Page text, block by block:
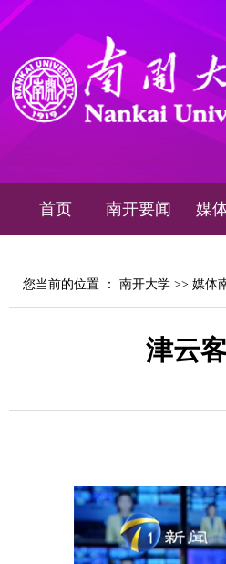
首页 南开要闻 媒
您当前的位置 ： 南开大学 >> 媒体
津云